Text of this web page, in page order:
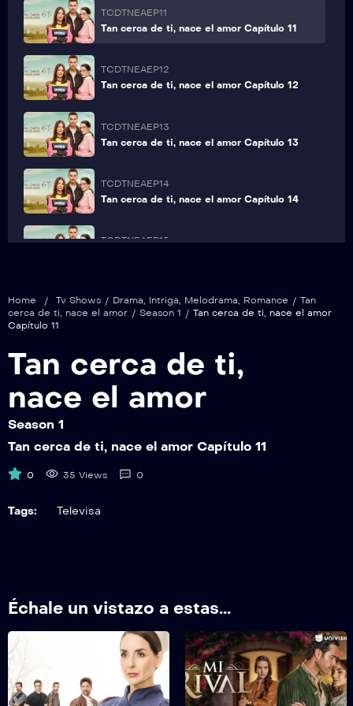
TCDTNEAEP11
Tan cerca de ti, nace el amor Capítulo 11
TCDTNEAEP12
Tan cerca de ti, nace el amor Capítulo 12
TCDTNEAEP13
Tan cerca de ti, nace el amor Capítulo 13
TCDTNEAEP14
Tan cerca de ti, nace el amor Capítulo 14
TCDTNEAEP15
TCDTNEAEP16
Tan cerca de ti, nace el amor Capítulo 16
Tan cerca de ti, nace el amor Capítulo 17
TCDTNEAEP18
TCDTNEAEP19
TCDTNEAEP22
Tan cerca de ti, nace el amor Capítulo 22
TCDTNEAEP23
Home / Tv Shows / Drama, Intriga, Melodrama, Romance / Tan
cerca de ti, nace el amor / Season 1 / Tan cerca de ti, nace el amor
Capítulo 11
Tan cerca de ti,
nace el amor
Season 1
Tan cerca de ti, nace el amor Capítulo 11
0 35 Views 0
Tags: Televisa
Échale un vistazo a estas...